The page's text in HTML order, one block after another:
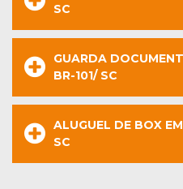
SC
GUARDA
BR-101/ SC
ALUGUEL DE BOX
SC